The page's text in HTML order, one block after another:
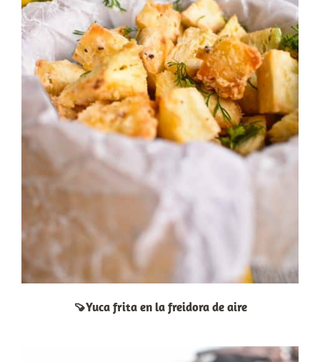
🍠Yuca frita en la freidora de aire